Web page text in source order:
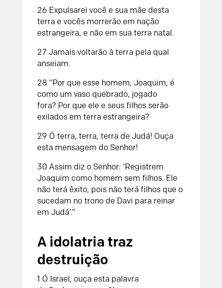
26 Expulsarei você e sua mãe desta
terra e vocês morrerão em nação
estrangeira, e não em sua terra natal.
27 Jamais voltarão à terra pela qual
anseiam.
28 “Por que esse homem, Joaquim, é
como um vaso quebrado, jogado
fora? Por que ele e seus filhos serão
exilados em terra estrangeira?
29 Ó terra, terra, terra de Judá! Ouça
esta mensagem do Senhor!
30 Assim diz o Senhor: ‘Registrem
Joaquim como homem sem filhos. Ele
não terá êxito, pois não terá filhos que o
sucedam no trono de Davi para reinar
em Judá’.”
A idolatria traz
destruição
1 Ó Israel, ouça esta palavra